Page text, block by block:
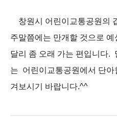
창원시 어린이교통공원의
주말쯤에는 만개할 것으로
달리 좀 오래 가는 편입니다.
는 어린이교통공원에서 단
겨보시기 바랍니다.^^